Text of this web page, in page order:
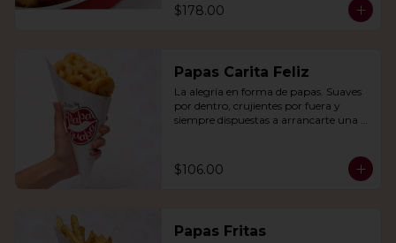
$178.00
Papas Carita Feliz
La alegría en forma de papas. Suaves
por dentro, crujientes por fuera y
siempre dispuestas a arrancarte una
$106.00
Papas Fritas